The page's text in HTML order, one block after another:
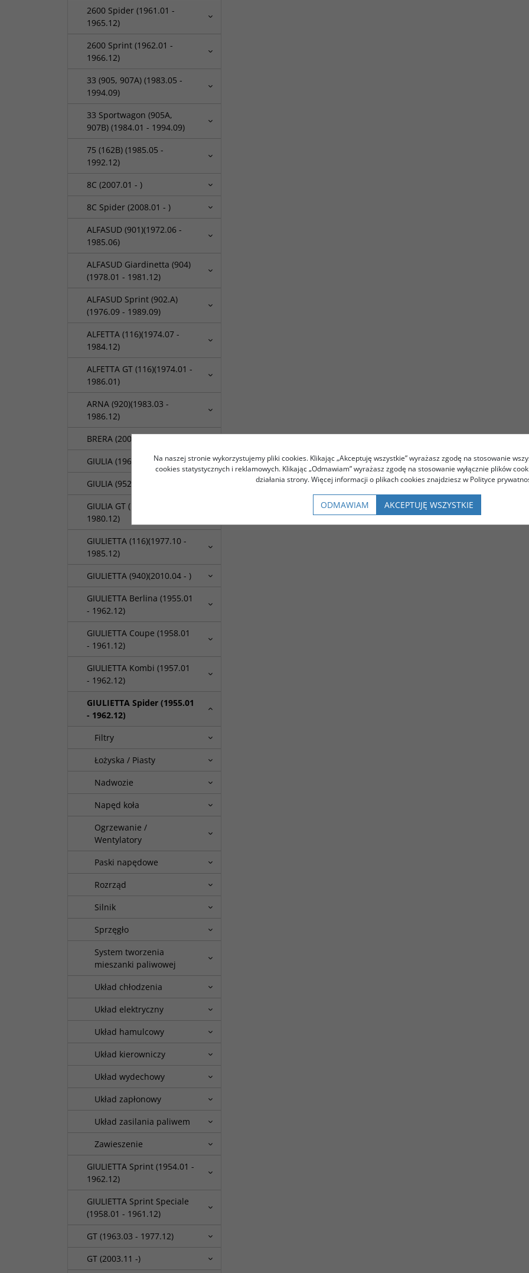
2600 Spider (1961.01 -
1965.12)
2600 Sprint (1962.01 -
1966.12)
33 (905, 907A) (1983.05 -
1994.09)
33 Sportwagon (905A,
907B) (1984.01 - 1994.09)
75 (162B) (1985.05 -
1992.12)
8C (2007.01 - )
8C Spider (2008.01 - )
ALFASUD (901)(1972.06 -
1985.06)
ALFASUD Giardinetta (904)
(1978.01 - 1981.12)
ALFASUD Sprint (902.A)
(1976.09 - 1989.09)
ALFETTA (116)(1974.07 -
1984.12)
ALFETTA GT (116)(1974.01 -
1986.01)
ARNA (920)(1983.03 -
1986.12)
BRERA (2006.01 - 2010.12)
GIULIA (1964.06 - 1978.12)
GIULIA (952_) (2015-....)
GIULIA GT (1962.10 -
1980.12)
GIULIETTA (116)(1977.10 -
1985.12)
GIULIETTA (940)(2010.04 - )
GIULIETTA Berlina (1955.01
- 1962.12)
GIULIETTA Coupe (1958.01
- 1961.12)
GIULIETTA Kombi (1957.01
- 1962.12)
GIULIETTA Spider (1955.01
- 1962.12)
Filtry
Łożyska / Piasty
Nadwozie
Napęd koła
Ogrzewanie /
Wentylatory
Paski napędowe
Rozrząd
Silnik
Sprzęgło
System tworzenia
mieszanki paliwowej
Układ chłodzenia
Układ elektryczny
Układ hamulcowy
Układ kierowniczy
Układ wydechowy
Układ zapłonowy
Układ zasilania paliwem
Zawieszenie
GIULIETTA Sprint (1954.01 -
1962.12)
GIULIETTA Sprint Speciale
(1958.01 - 1961.12)
GT (1963.03 - 1977.12)
GT (2003.11 -)
Na naszej stronie wykorzystujemy pliki cookies. Klikając „Akceptuję wszystkie” wyrażasz zgodę na stosowanie
cookies statystycznych i reklamowych. Klikając „Odmawiam” wyrażasz zgodę na stosowanie wyłącznie plików
działania strony. Więcej informacji o plikach cookies znajdziesz w Polityce
ODMAWIAM AKCEPTUJĘ WSZYSTKIE